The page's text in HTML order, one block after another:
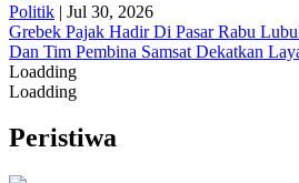
Politik | Jul 30, 2026
Grebek Pajak Hadir Di Pasar Rabu
Dan Tim Pembina Samsat Dekatkan
Loadding
Loadding
Peristiwa